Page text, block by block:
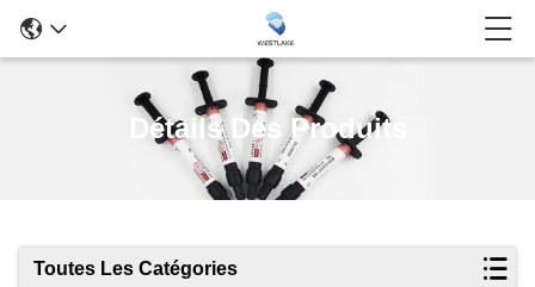
Détails Des Produits
Toutes Les Catégories